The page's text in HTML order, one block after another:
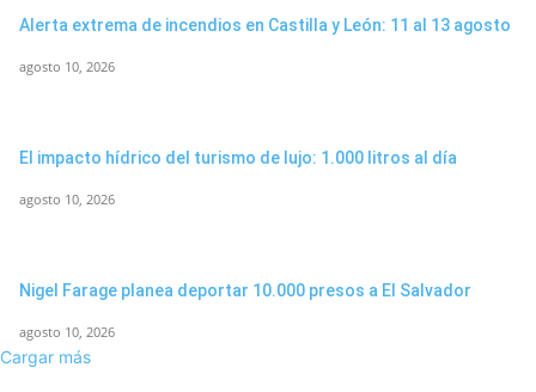
Alerta extrema de incendios en Castilla y León: 11 al 13 agosto
agosto 10, 2026
El impacto hídrico del turismo de lujo: 1.000 litros al día
agosto 10, 2026
Nigel Farage planea deportar 10.000 presos a El Salvador
agosto 10, 2026
Cargar más